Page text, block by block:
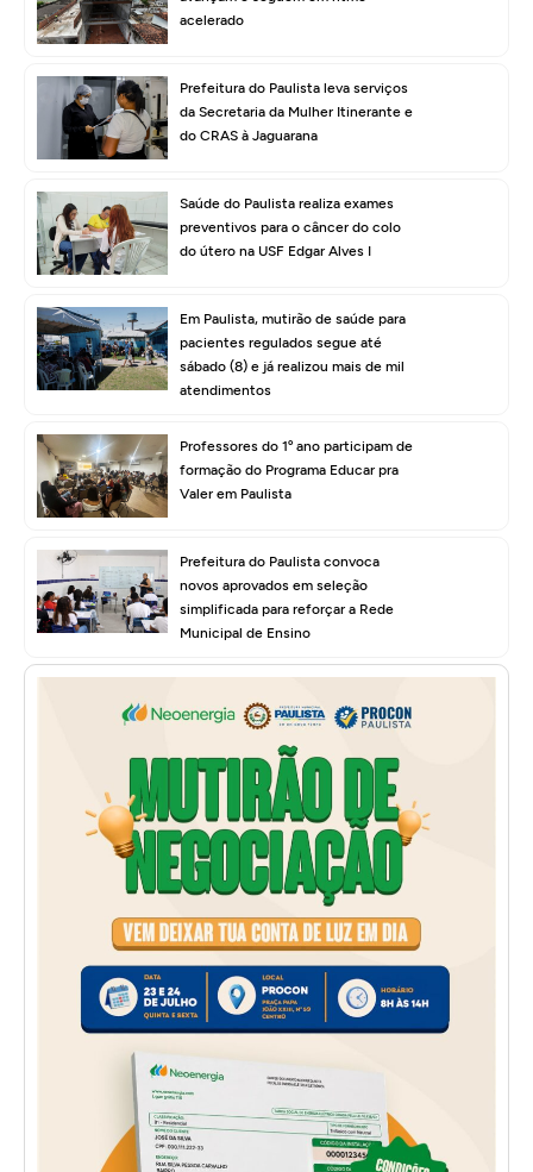
acelerado
Prefeitura do Paulista leva serviços
da Secretaria da Mulher Itinerante e
do CRAS à Jaguarana
Saúde do Paulista realiza exames
preventivos para o câncer do colo
do útero na USF Edgar Alves I
Em Paulista, mutirão de saúde para
pacientes regulados segue até
sábado (8) e já realizou mais de mil
atendimentos
Professores do 1º ano participam de
formação do Programa Educar pra
Valer em Paulista
Prefeitura do Paulista convoca
novos aprovados em seleção
simplificada para reforçar a Rede
Municipal de Ensino